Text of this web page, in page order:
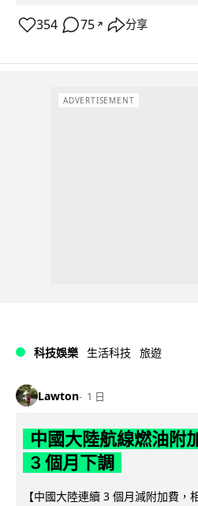
354 75 ↗ 分享
ADVERTISEMENT
科技娛樂 生活科技 旅遊
Lawton 1 日
中國大陸航線燃油附
3 個月下調
【中國大陸連續 3 個月減附加費